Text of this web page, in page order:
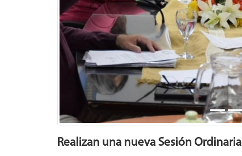
Realizan una nueva Sesión Ordinaria